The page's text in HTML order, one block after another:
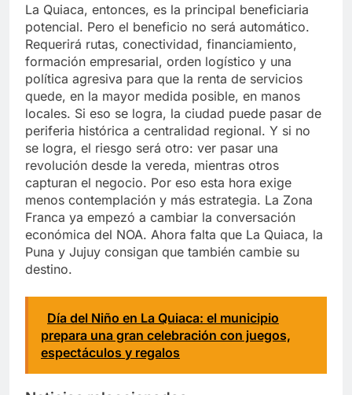
La Quiaca, entonces, es la principal beneficiaria
potencial. Pero el beneficio no será automático.
Requerirá rutas, conectividad, financiamiento,
formación empresarial, orden logístico y una
política agresiva para que la renta de servicios
quede, en la mayor medida posible, en manos
locales. Si eso se logra, la ciudad puede pasar de
periferia histórica a centralidad regional. Y si no
se logra, el riesgo será otro: ver pasar una
revolución desde la vereda, mientras otros
capturan el negocio. Por eso esta hora exige
menos contemplación y más estrategia. La Zona
Franca ya empezó a cambiar la conversación
económica del NOA. Ahora falta que La Quiaca, la
Puna y Jujuy consigan que también cambie su
destino.
Día del Niño en La Quiaca: el municipio
prepara una gran celebración con juegos,
espectáculos y regalos